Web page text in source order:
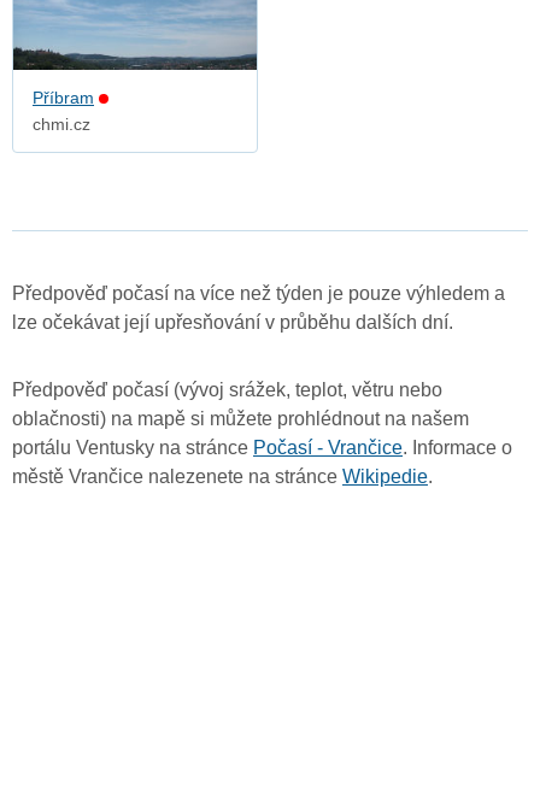
Příbram
chmi.cz
Předpověď počasí na více než týden je pouze výhledem a
lze očekávat její upřesňování v průběhu dalších dní.
Předpověď počasí (vývoj srážek, teplot, větru nebo
oblačnosti) na mapě si můžete prohlédnout na našem
portálu Ventusky na stránce Počasí - Vrančice. Informace o
městě Vrančice nalezenete na stránce Wikipedie.